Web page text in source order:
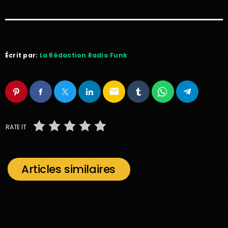
Écrit par: La Rédaction Radio Funk
email
RATE IT
Articles similaires